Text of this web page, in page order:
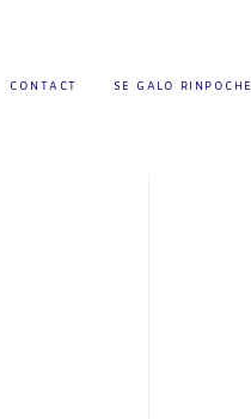
CONTACT SE GALO RINPOCHE